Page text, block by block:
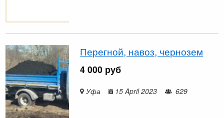
Перегной, навоз, чернозем
4 000 руб
Уфа 15 April 2023 629